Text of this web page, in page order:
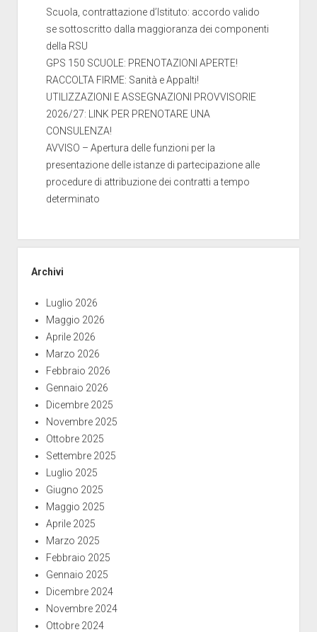
Scuola, contrattazione d’Istituto: accordo valido
se sottoscritto dalla maggioranza dei componenti
della RSU
GPS 150 SCUOLE: PRENOTAZIONI APERTE!
RACCOLTA FIRME: Sanità e Appalti!
UTILIZZAZIONI E ASSEGNAZIONI PROVVISORIE
2026/27: LINK PER PRENOTARE UNA
CONSULENZA!
AVVISO – Apertura delle funzioni per la
presentazione delle istanze di partecipazione alle
procedure di attribuzione dei contratti a tempo
determinato
Archivi
Luglio 2026
Maggio 2026
Aprile 2026
Marzo 2026
Febbraio 2026
Gennaio 2026
Dicembre 2025
Novembre 2025
Ottobre 2025
Settembre 2025
Luglio 2025
Giugno 2025
Maggio 2025
Aprile 2025
Marzo 2025
Febbraio 2025
Gennaio 2025
Dicembre 2024
Novembre 2024
Ottobre 2024